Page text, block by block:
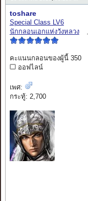
toshare
Special Class LV6
นักกลอนเอกแห่งวังหลวง
คะแนนกลอนของผู้นี้ 350
ออฟไลน์
เพศ:
กระทู้: 2,700